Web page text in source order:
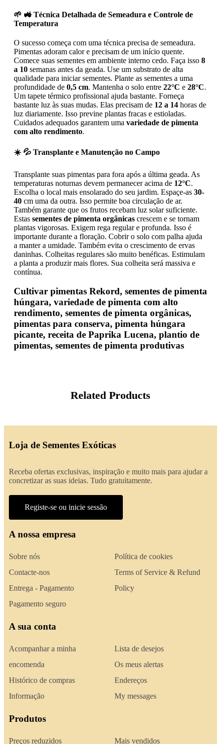
🌱 🚜 Técnica Detalhada de Semeadura e Controle de
Temperatura
O sucesso começa com uma técnica precisa de semeadura.
Pimentas adoram calor e precisam de um início quente.
Comece suas sementes em ambiente interno cedo. Faça isso 8
a 10 semanas antes da geada. Use um substrato de alta
qualidade para iniciar sementes. Plante as sementes a uma
profundidade de 0,5 cm. Mantenha o solo entre 22°C e 28°C.
Um tapete térmico profissional ajuda bastante. Forneça
bastante luz às suas mudas. Elas precisam de 12 a 14 horas de
luz diariamente. Isso previne plantas fracas e estioladas.
Cuidados adequados garantem uma variedade de pimenta
com alto rendimento.
☀️ 💦 Transplante e Manutenção no Campo
Transplante suas pimentas para fora após a última geada. As
temperaturas noturnas devem permanecer acima de 12°C.
Escolha o local mais ensolarado do seu jardim. Espaçe-as 30-
40 cm uma da outra. Isso permite boa circulação de ar.
Também garante que os frutos recebam luz solar suficiente.
Estas sementes de pimenta orgânicas crescem e se tornam
plantas vigorosas. Exigem rega regular e profunda. Isso é
importante durante a floração. Cobrir o solo com palha ajuda
a manter a umidade. Também evita o crescimento de ervas
daninhas. Colheitas regulares são muito benéficas. Estimulam
a planta a produzir mais flores. Sua colheita será massiva e
contínua.
Cultivar pimentas Rekord, sementes de pimenta
húngara, variedade de pimenta com alto
rendimento, sementes de pimenta orgânicas,
pimentas para conserva, pimenta húngara
picante, receita de Paprika Lucena, plantio de
pimentas, sementes de pimenta produtivas
Related Products
Loja de Sementes Exóticas
Receba ofertas exclusivas, inspiração e muito mais para ajudar a
concretizar as suas ideias. Tudo gratuitamente.
Registe-se ou inicie sessão
A nossa empresa
Sobre nós
Contacte-nos
Entrega - Pagamento
Pagamento seguro
Política de cookies
Terms of Service & Refund
Policy
A sua conta
Acompanhar a minha
encomenda
Histórico de compras
Informação
Lista de desejos
Os meus alertas
Endereços
My messages
Produtos
Preços reduzidos Mais vendidos